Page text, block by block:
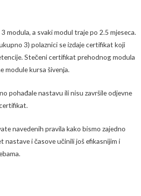
modula, a svaki modul traje po 2.5 mjeseca.
3) polaznici se izdaje certifikat koji
Stečeni certifikat prehodnog modula
module kursa šivenja.
pohađale nastavu ili nisu završile odjevne
navedenih pravila kako bismo zajedno
i časove učinili još efikasnijim i